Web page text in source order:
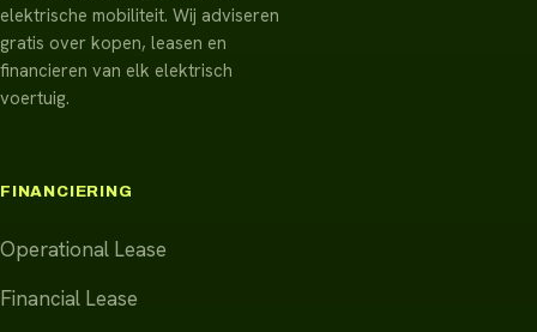
elektrische mobiliteit. Wij adviseren
gratis over kopen, leasen en
financieren van elk elektrisch
voertuig.
FINANCIERING
Operational Lease
Financial Lease